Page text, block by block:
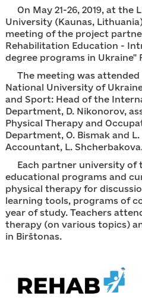
On May 21-26, 2019, at the
University (Kaunas,
meeting of the project
Rehabilitation Education -
degree programs in Ukraine"
The meeting was attended
National University of
and Sport: Head of the
Department, D. Nikonorov,
Physical Therapy and
Department, O. Bismak and
Accountant, L.
Each partner university of
educational programs and
physical therapy for
learning tools, programs of
year of study. Teachers
therapy (on various topics)
in Birštonas.